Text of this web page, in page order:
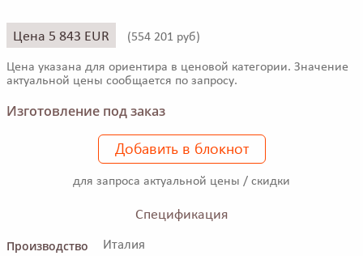
Цена 5 843 EUR (554 201 руб)
Цена указана для ориентира в ценовой категории. Значение
актуальной цены сообщается по запросу.
Изготовление под заказ
Добавить в блокнот
для запроса актуальной цены / скидки
Спецификация
Производство
Италия